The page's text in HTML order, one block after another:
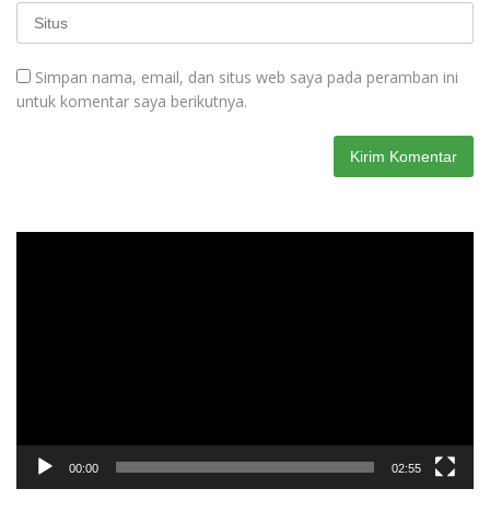
Simpan nama, email, dan situs web saya pada peramban ini
untuk komentar saya berikutnya.
00:00 02:55